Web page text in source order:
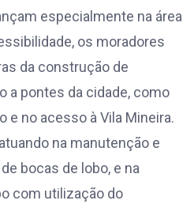
especialmente na área
os moradores
da construção de
a pontes da cidade, como
e no acesso à Vila Mineira.
na manutenção e
bocas de lobo, e na
com utilização do